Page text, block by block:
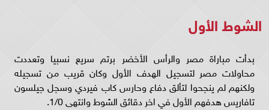
الشوط الأول
بدأت مباراة مصر والرأس الأخضر برتم سريع نسبيا وتعددت
محاولات مصر لتسجيل الهدف الأول وكان قريب من تسجيله
ولكنهم لم ينجحوا لتألق دفاع وحارس كاب فيردي وسجل جيلسون
تافاريس هدفهم الأول في اخر دقائق الشوط وانتهى 1/0.